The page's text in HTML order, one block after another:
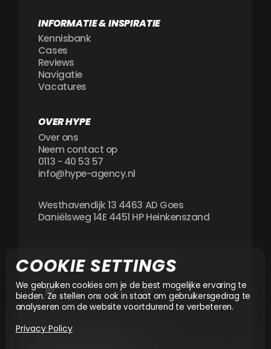
INFORMATIE & INSPIRATIE
Kennisbank
Cases
Reviews
Navigatie
Vacatures
OVER HYPE
Over ons
Neem contact op
0113 - 40 53 57
info@hype-agency.nl
Westhavendijk 13 4463 AD Goes
Daniëlsweg 14E 4451 HP Heinkenszand
COOKIE SETTINGS
We gebruiken cookies om je de best mogelijke ervaring te
bieden. Ze stellen ons ook in staat om gebruikersgedrag te
analyseren om de website voortdurend te verbeteren.
Privacy Policy